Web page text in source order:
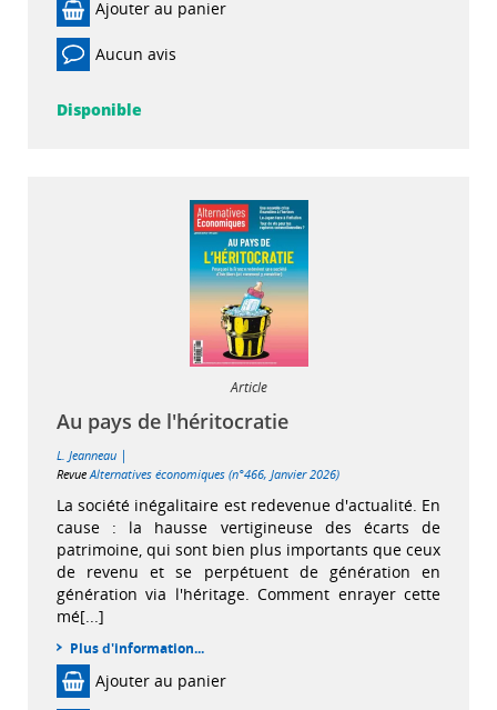
Ajouter au panier
Aucun avis
Disponible
Article
Au pays de l'héritocratie
L. Jeanneau |
Revue Alternatives économiques (n°466, Janvier 2026)
La société inégalitaire est redevenue d'actualité. En
cause : la hausse vertigineuse des écarts de
patrimoine, qui sont bien plus importants que ceux
de revenu et se perpétuent de génération en
génération via l'héritage. Comment enrayer cette
mé[...]
Plus d'information...
Ajouter au panier